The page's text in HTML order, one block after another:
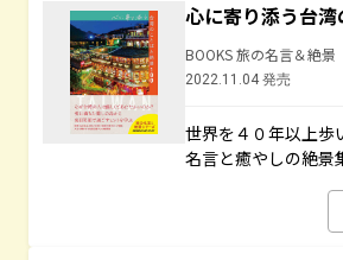
心に寄り添う台
BOOKS 旅の名言＆絶景
2022.11.04 発売
世界を４０年以上歩
名言と癒やしの絶景